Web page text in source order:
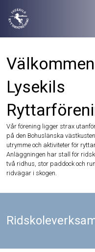
innehåll
Lysekils
Vår förening ligger strax
på den Bohuslänska
utrymme och aktiviteter för
Anläggningen har stall för
två ridhus, stor paddock och
ridvägar i skogen.